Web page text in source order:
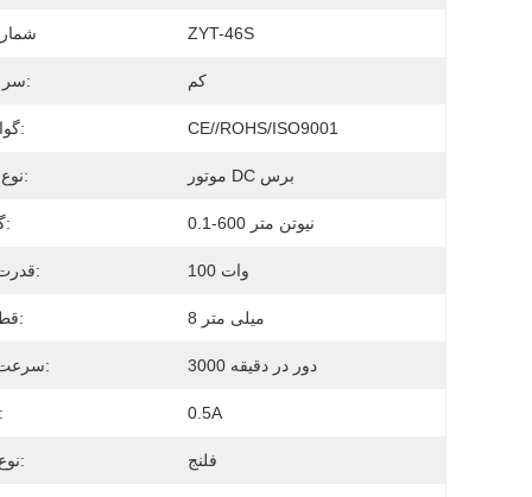
ZYT-46S
سر و صدا: کم
گواهینامه: CE//ROHS/ISO9001
نوع موتور: موتور DC برس
گشتاور: 0.1-600 نیوتن متر
قدرت نامی: 100 وات
قطر گره: 8 میلی متر
سرعت نامی: 3000 دور در دقیقه
جریان: 0.5A
نوع نصب: فلنج